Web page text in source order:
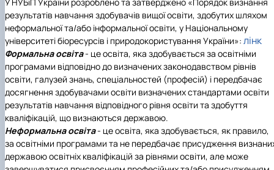
Проєкт «Розвиток лідерських навичок жінок
та мереж для забезпечення рівності у …
У НУБіП України розроблено та затверджено «Порядок визнання
результатів навчання здобувачів вищої освіти, здобутих шляхом
неформальної та/або інформальної освіти, у Національному
університеті біоресурсів і природокористування України»: лінк
Формальна освіта- це освіта, яка здобувається за освітніми
програмами відповідно до визначених законодавством рівнів
освіти, галузей знань, спеціальностей (професій) і передбачає
досягнення здобувачами освіти визначених стандартами освіти
результатів навчання відповідного рівня освіти та здобуття
кваліфікацій, що визнаються державою.
Неформальна освіта- це освіта, яка здобувається, як правило,
за освітніми програмами та не передбачає присудження
державою освітніх кваліфікацій за рівнями освіти, але може